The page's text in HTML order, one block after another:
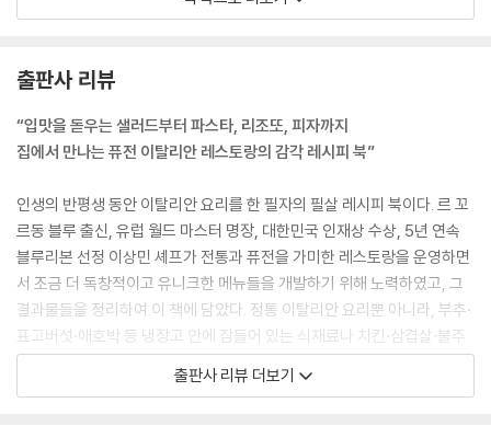
나가사키 짬뽕의 세련된 변신 | 나가사키 스파게티
불고기를 더 맛있게 먹는 법 | 불고기 크림 페투치네
3
Risotto
리조또
버섯과 크림의 고급스러운 풍미 | 트러플 크림 리조또
식탁 위의 초록 향연 | 감태 크림 리조또
해산물에 더하는 토마토와 바질의 향 | 마레 토마토 리조또
녹진한 크림 소스에 해산물 가득 | 마레 크림 리조또
극한의 고소함과 감칠맛을 머금은 | 먹물 크림 리조또
이탈리아 리조또에서 느끼는 인도의 맛 | 치킨 커리 리조또
부추의 세련된 변신 | 부추 크림 리조또
2. 반죽된 면은 제면기로 펼친 뒤 스파게티니면으로 뽑아서 사용한다.
3. 냄비에 오일을 두르고 버섯들을 볶다가 물과 월계수잎, 통후추를 넣고 1
5분간 끓인다.
갈아서 마늘 퓨레를 만든다.
5. 마늘은 다지고, 슬라이스한다.
6. 부추를 다진다.
면 삶기
끓는 물 1ℓ에 굵은 소금 10g을 넣고 약 1분간 알덴테로 삶는다.
1. 프라이팬에 올리브오일을 두른 다음, 슬라이스 마늘을 살짝 익히고 다진
출판사 리뷰
“입맛을 돋우는 샐러드부터 파스타, 리조또, 피자까지
집에서 만나는 퓨전 이탈리안 레스토랑의 감각 레시피 북”
인생의 반평생 동안 이탈리안 요리를 한 필자의 필살 레시피 북이다. 르 꼬
르동 블루 출신, 유럽 월드 마스터 명장, 대한민국 인재상 수상, 5년 연속
블루리본 선정 이상민 셰프가 전통과 퓨전을 가미한 레스토랑을 운영하면
서 조금 더 독창적이고 유니크한 메뉴들을 개발하기 위해 노력하였고, 그
결과물들을 정리하여 이 책에 담았다. 정통 이탈리안 요리뿐 아니라, 부추·
표고버섯·애호박 등 냉장고 안에 잠들어 있는 식재료나 치킨·삼겹살·불주
꾸미 등 남은 배달음식까지 활용하여 집에서 누구나 쉽게 따라 할 수 있는
퓨전 이탈리안 요리 레시피도 담겨 있어, 특별함을 더한다.
출판사 리뷰 더보기